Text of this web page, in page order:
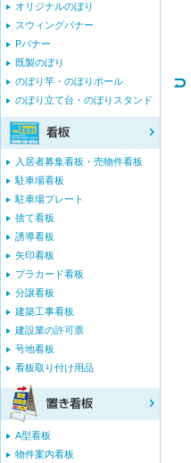
オリジナルのぼり
スウィングバナー
Pバナー
既製のぼり
のぼり竿・のぼりポール
のぼり立て台・のぼりスタンド
入居者募集看板・売物件看板
駐車場看板
駐車場プレート
捨て看板
誘導看板
矢印看板
プラカード看板
分譲看板
建築工事看板
建設業の許可票
号地看板
看板取り付け用品
A型看板
物件案内看板